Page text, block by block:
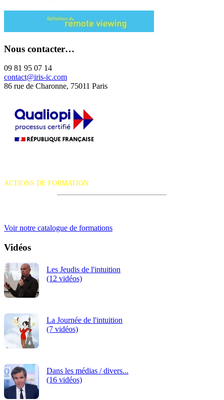
Nous contacter…
09 81 95 07 14
contact@iris-ic.com
86 rue de Charonne, 75011 Paris
ACTIONS DE FORMATION
Voir notre catalogue de formations
Vidéos
Les Jeudis de l'intuition
(12 vidéos)
La Journée de l'intuition
(7 vidéos)
Dans les médias / divers...
(16 vidéos)